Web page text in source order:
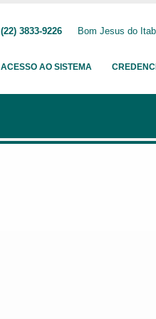
(22) 3833-9226 Bom Jesus do
ACESSO AO SISTEMA